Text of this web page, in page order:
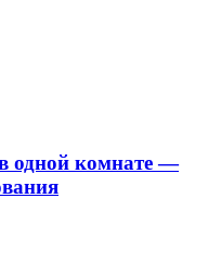
одной комнате —